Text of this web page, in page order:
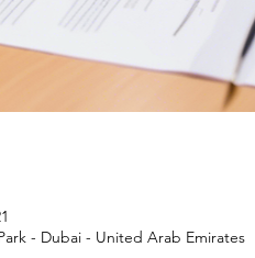
21 مايو
- Dubai - United Arab Emirates